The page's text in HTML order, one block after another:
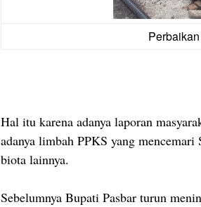
Hal itu karena adanya laporan
adanya limbah PPKS yang
biota lainnya.
Sebelumnya Bupati Pasbar turun